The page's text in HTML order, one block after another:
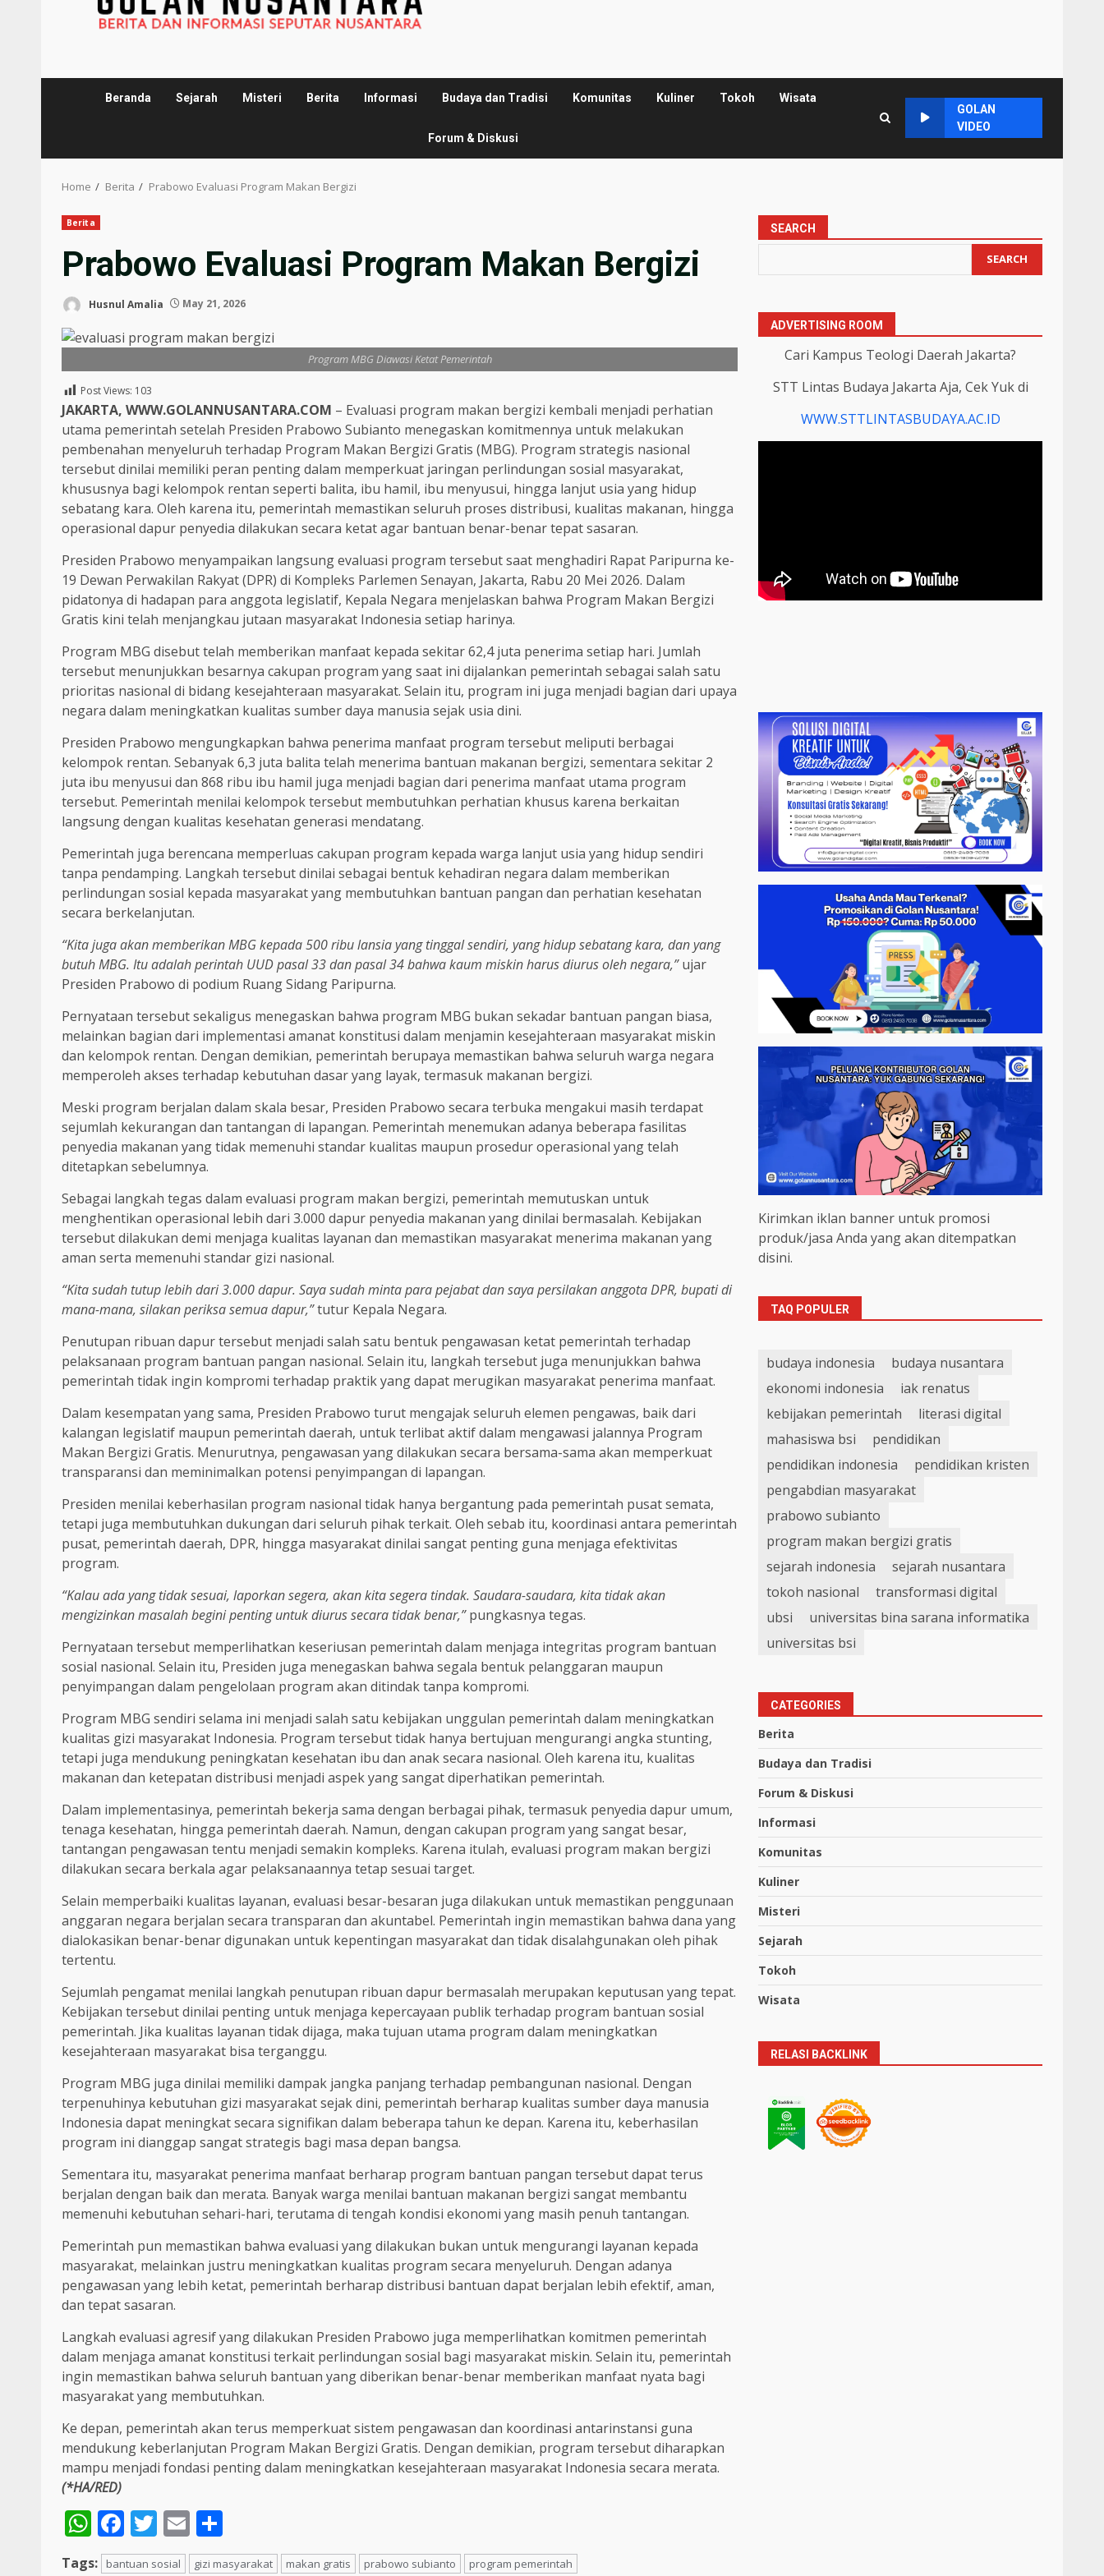
Beranda Sejarah Misteri Berita Informasi Budaya dan Tradisi Komunitas Kuliner Tokoh Wisata
Forum & Diskusi
GOLAN
VIDEO
Home Berita Prabowo Evaluasi Program Makan Bergizi
Berita
Prabowo Evaluasi Program Makan Bergizi
Husnul Amalia May 21, 2026
Program MBG Diawasi Ketat Pemerintah
Post Views: 103
JAKARTA, WWW.GOLANNUSANTARA.COM – Evaluasi program makan bergizi kembali menjadi perhatian
utama pemerintah setelah Presiden Prabowo Subianto menegaskan komitmennya untuk melakukan
pembenahan menyeluruh terhadap Program Makan Bergizi Gratis (MBG). Program strategis nasional
tersebut dinilai memiliki peran penting dalam memperkuat jaringan perlindungan sosial masyarakat,
khususnya bagi kelompok rentan seperti balita, ibu hamil, ibu menyusui, hingga lanjut usia yang hidup
sebatang kara. Oleh karena itu, pemerintah memastikan seluruh proses distribusi, kualitas makanan, hingga
operasional dapur penyedia dilakukan secara ketat agar bantuan benar-benar tepat sasaran.
Presiden Prabowo menyampaikan langsung evaluasi program tersebut saat menghadiri Rapat Paripurna ke-
19 Dewan Perwakilan Rakyat (DPR) di Kompleks Parlemen Senayan, Jakarta, Rabu 20 Mei 2026. Dalam
pidatonya di hadapan para anggota legislatif, Kepala Negara menjelaskan bahwa Program Makan Bergizi
Gratis kini telah menjangkau jutaan masyarakat Indonesia setiap harinya.
Program MBG disebut telah memberikan manfaat kepada sekitar 62,4 juta penerima setiap hari. Jumlah
tersebut menunjukkan besarnya cakupan program yang saat ini dijalankan pemerintah sebagai salah satu
prioritas nasional di bidang kesejahteraan masyarakat. Selain itu, program ini juga menjadi bagian dari upaya
negara dalam meningkatkan kualitas sumber daya manusia sejak usia dini.
Presiden Prabowo mengungkapkan bahwa penerima manfaat program tersebut meliputi berbagai
kelompok rentan. Sebanyak 6,3 juta balita telah menerima bantuan makanan bergizi, sementara sekitar 2
juta ibu menyusui dan 868 ribu ibu hamil juga menjadi bagian dari penerima manfaat utama program
tersebut. Pemerintah menilai kelompok tersebut membutuhkan perhatian khusus karena berkaitan
langsung dengan kualitas kesehatan generasi mendatang.
Pemerintah juga berencana memperluas cakupan program kepada warga lanjut usia yang hidup sendiri
tanpa pendamping. Langkah tersebut dinilai sebagai bentuk kehadiran negara dalam memberikan
perlindungan sosial kepada masyarakat yang membutuhkan bantuan pangan dan perhatian kesehatan
secara berkelanjutan.
“Kita juga akan memberikan MBG kepada 500 ribu lansia yang tinggal sendiri, yang hidup sebatang kara, dan yang
butuh MBG. Itu adalah perintah UUD pasal 33 dan pasal 34 bahwa kaum miskin harus diurus oleh negara,”ujar
Presiden Prabowo di podium Ruang Sidang Paripurna.
Pernyataan tersebut sekaligus menegaskan bahwa program MBG bukan sekadar bantuan pangan biasa,
melainkan bagian dari implementasi amanat konstitusi dalam menjamin kesejahteraan masyarakat miskin
dan kelompok rentan. Dengan demikian, pemerintah berupaya memastikan bahwa seluruh warga negara
memperoleh akses terhadap kebutuhan dasar yang layak, termasuk makanan bergizi.
Meski program berjalan dalam skala besar, Presiden Prabowo secara terbuka mengakui masih terdapat
sejumlah kekurangan dan tantangan di lapangan. Pemerintah menemukan adanya beberapa fasilitas
penyedia makanan yang tidak memenuhi standar kualitas maupun prosedur operasional yang telah
ditetapkan sebelumnya.
Sebagai langkah tegas dalam evaluasi program makan bergizi, pemerintah memutuskan untuk
menghentikan operasional lebih dari 3.000 dapur penyedia makanan yang dinilai bermasalah. Kebijakan
tersebut dilakukan demi menjaga kualitas layanan dan memastikan masyarakat menerima makanan yang
aman serta memenuhi standar gizi nasional.
“Kita sudah tutup lebih dari 3.000 dapur. Saya sudah minta para pejabat dan saya persilakan anggota DPR, bupati di
mana-mana, silakan periksa semua dapur,”tutur Kepala Negara.
Penutupan ribuan dapur tersebut menjadi salah satu bentuk pengawasan ketat pemerintah terhadap
pelaksanaan program bantuan pangan nasional. Selain itu, langkah tersebut juga menunjukkan bahwa
pemerintah tidak ingin kompromi terhadap praktik yang dapat merugikan masyarakat penerima manfaat.
Dalam kesempatan yang sama, Presiden Prabowo turut mengajak seluruh elemen pengawas, baik dari
kalangan legislatif maupun pemerintah daerah, untuk terlibat aktif dalam mengawasi jalannya Program
Makan Bergizi Gratis. Menurutnya, pengawasan yang dilakukan secara bersama-sama akan memperkuat
transparansi dan meminimalkan potensi penyimpangan di lapangan.
Presiden menilai keberhasilan program nasional tidak hanya bergantung pada pemerintah pusat semata,
tetapi juga membutuhkan dukungan dari seluruh pihak terkait. Oleh sebab itu, koordinasi antara pemerintah
pusat, pemerintah daerah, DPR, hingga masyarakat dinilai sangat penting guna menjaga efektivitas
program.
“Kalau ada yang tidak sesuai, laporkan segera, akan kita segera tindak. Saudara-saudara, kita tidak akan
mengizinkan masalah begini penting untuk diurus secara tidak benar,”pungkasnya tegas.
Pernyataan tersebut memperlihatkan keseriusan pemerintah dalam menjaga integritas program bantuan
sosial nasional. Selain itu, Presiden juga menegaskan bahwa segala bentuk pelanggaran maupun
penyimpangan dalam pengelolaan program akan ditindak tanpa kompromi.
Program MBG sendiri selama ini menjadi salah satu kebijakan unggulan pemerintah dalam meningkatkan
kualitas gizi masyarakat Indonesia. Program tersebut tidak hanya bertujuan mengurangi angka stunting,
tetapi juga mendukung peningkatan kesehatan ibu dan anak secara nasional. Oleh karena itu, kualitas
makanan dan ketepatan distribusi menjadi aspek yang sangat diperhatikan pemerintah.
Dalam implementasinya, pemerintah bekerja sama dengan berbagai pihak, termasuk penyedia dapur umum,
tenaga kesehatan, hingga pemerintah daerah. Namun, dengan cakupan program yang sangat besar,
tantangan pengawasan tentu menjadi semakin kompleks. Karena itulah, evaluasi program makan bergizi
dilakukan secara berkala agar pelaksanaannya tetap sesuai target.
Selain memperbaiki kualitas layanan, evaluasi besar-besaran juga dilakukan untuk memastikan penggunaan
anggaran negara berjalan secara transparan dan akuntabel. Pemerintah ingin memastikan bahwa dana yang
dialokasikan benar-benar digunakan untuk kepentingan masyarakat dan tidak disalahgunakan oleh pihak
tertentu.
Sejumlah pengamat menilai langkah penutupan ribuan dapur bermasalah merupakan keputusan yang tepat.
Kebijakan tersebut dinilai penting untuk menjaga kepercayaan publik terhadap program bantuan sosial
pemerintah. Jika kualitas layanan tidak dijaga, maka tujuan utama program dalam meningkatkan
kesejahteraan masyarakat bisa terganggu.
Program MBG juga dinilai memiliki dampak jangka panjang terhadap pembangunan nasional. Dengan
terpenuhinya kebutuhan gizi masyarakat sejak dini, pemerintah berharap kualitas sumber daya manusia
Indonesia dapat meningkat secara signifikan dalam beberapa tahun ke depan. Karena itu, keberhasilan
program ini dianggap sangat strategis bagi masa depan bangsa.
Sementara itu, masyarakat penerima manfaat berharap program bantuan pangan tersebut dapat terus
berjalan dengan baik dan merata. Banyak warga menilai bantuan makanan bergizi sangat membantu
memenuhi kebutuhan sehari-hari, terutama di tengah kondisi ekonomi yang masih penuh tantangan.
Pemerintah pun memastikan bahwa evaluasi yang dilakukan bukan untuk mengurangi layanan kepada
masyarakat, melainkan justru meningkatkan kualitas program secara menyeluruh. Dengan adanya
pengawasan yang lebih ketat, pemerintah berharap distribusi bantuan dapat berjalan lebih efektif, aman,
dan tepat sasaran.
Langkah evaluasi agresif yang dilakukan Presiden Prabowo juga memperlihatkan komitmen pemerintah
dalam menjaga amanat konstitusi terkait perlindungan sosial bagi masyarakat miskin. Selain itu, pemerintah
ingin memastikan bahwa seluruh bantuan yang diberikan benar-benar memberikan manfaat nyata bagi
masyarakat yang membutuhkan.
Ke depan, pemerintah akan terus memperkuat sistem pengawasan dan koordinasi antarinstansi guna
mendukung keberlanjutan Program Makan Bergizi Gratis. Dengan demikian, program tersebut diharapkan
mampu menjadi fondasi penting dalam meningkatkan kesejahteraan masyarakat Indonesia secara merata.
(*HA/RED)
WhatsApp
Facebook
Twitter
Email
Tags: bantuan sosial gizi masyarakat makan gratis prabowo subianto program pemerintah
SEARCH
SEARCH
ADVERTISING ROOM
Cari Kampus Teologi Daerah Jakarta?
STT Lintas Budaya Jakarta Aja, Cek Yuk di
WWW.STTLINTASBUDAYA.AC.ID
Kirimkan iklan banner untuk promosi
produk/jasa Anda yang akan ditempatkan
disini.
TAQ POPULER
budaya indonesia
budaya nusantara
ekonomi indonesia
iak renatus
kebijakan pemerintah
literasi digital
mahasiswa bsi
pendidikan
pendidikan indonesia
pendidikan kristen
pengabdian masyarakat
prabowo subianto
program makan bergizi gratis
sejarah indonesia
sejarah nusantara
tokoh nasional
transformasi digital
ubsi
universitas bina sarana informatika
universitas bsi
CATEGORIES
Berita
Budaya dan Tradisi
Forum & Diskusi
Informasi
Komunitas
Kuliner
Misteri
Sejarah
Tokoh
Wisata
RELASI BACKLINK